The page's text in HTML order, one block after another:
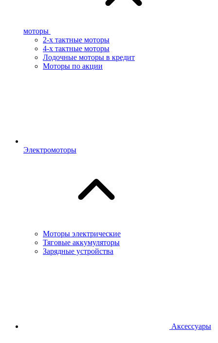
моторы
2-х тактные моторы
4-х тактные моторы
Лодочные моторы в кредит
Моторы по акции
Электромоторы
Моторы электрические
Тяговые аккумуляторы
Зарядные устройства
Аксессуары